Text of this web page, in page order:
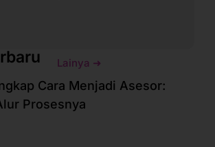
Lainya ➜
Cara Menjadi Asesor:
Prosesnya